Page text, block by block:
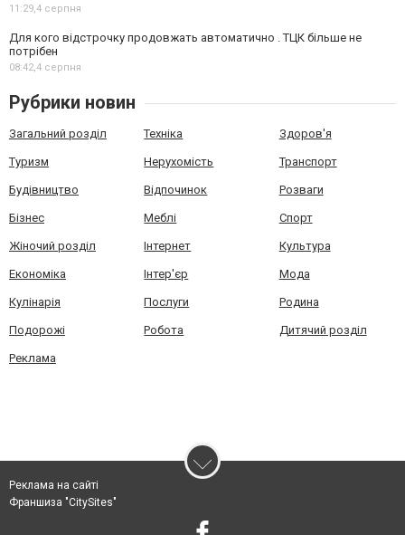
11:29,4 серпня
Для кого відстрочку продовжать автоматично . ТЦК більше не
потрібен
08:42,4 серпня
Рубрики новин
Загальний розділ Техніка Здоров'я
Туризм Нерухомість Транспорт
Будівництво Відпочинок Розваги
Бізнес Меблі Спорт
Жіночий розділ Інтернет Культура
Економіка Інтер'єр Мода
Кулінарія Послуги Родина
Подорожі Робота Дитячий розділ
Реклама
Реклама на сайті
Франшиза "CitySites"